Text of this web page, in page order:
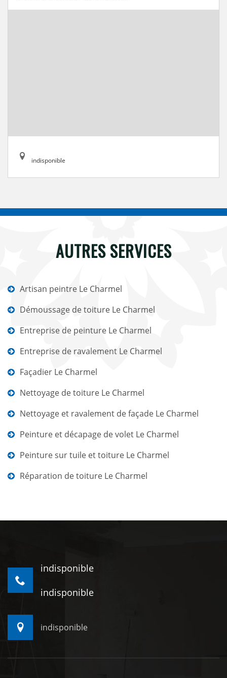
indisponible
AUTRES SERVICES
Artisan peintre Le Charmel
Démoussage de toiture Le Charmel
Entreprise de peinture Le Charmel
Entreprise de ravalement Le Charmel
Façadier Le Charmel
Nettoyage de toiture Le Charmel
Nettoyage et ravalement de façade Le Charmel
Peinture et décapage de volet Le Charmel
Peinture sur tuile et toiture Le Charmel
Réparation de toiture Le Charmel
indisponible
indisponible
indisponible